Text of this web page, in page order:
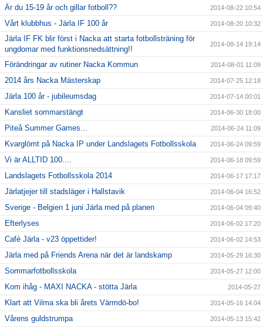
Är du 15-19 år och gillar fotboll?? 2014-08-22 10:54
Vårt klubbhus - Järla IF 100 år 2014-08-20 10:32
Järla IF FK blir först i Nacka att starta fotbollsträning för
ungdomar med funktionsnedsättning!!
2014-08-14 19:14
Förändringar av rutiner Nacka Kommun 2014-08-01 11:09
2014 års Nacka Mästerskap 2014-07-25 12:18
Järla 100 år - jubileumsdag 2014-07-14 00:01
Kansliet sommarstängt 2014-06-30 18:00
Piteå Summer Games... 2014-06-24 11:09
Kvarglömt på Nacka IP under Landslagets Fotbollsskola 2014-06-24 09:59
Vi är ALLTID 100.... 2014-06-18 09:59
Landslagets Fotbollsskola 2014 2014-06-17 17:17
Järlatjejer till stadsläger i Hallstavik 2014-06-04 16:52
Sverige - Belgien 1 juni Järla med på planen 2014-06-04 09:40
Efterlyses 2014-06-02 17:20
Café Järla - v23 öppettider! 2014-06-02 14:53
Järla med på Friends Arena när det är landskamp 2014-05-29 16:30
Sommarfotbollsskola 2014-05-27 12:00
Kom ihåg - MAXI NACKA - stötta Järla 2014-05-27
Klart att Vilma ska bli årets Värmdö-bo! 2014-05-16 14:04
Vårens guldstrumpa 2014-05-13 15:42